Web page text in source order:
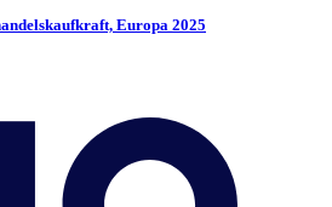
Europa 2025